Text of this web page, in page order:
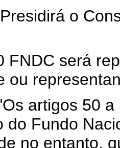
o
FNDC será
ou
artigos 50 a
do Fundo
no entanto,